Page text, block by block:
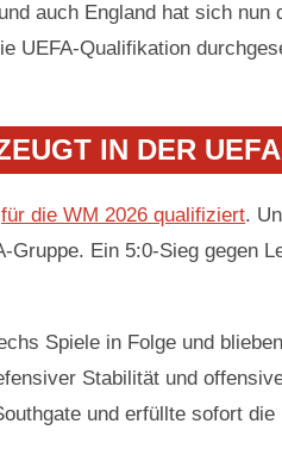
auch England hat sich
UEFA-Qualifikation
IN DER
für die WM 2026 qualifiziert.
Gruppe. Ein 5:0-Sieg gegen
Spiele in Folge und
Stabilität und
und erfüllte sofort die